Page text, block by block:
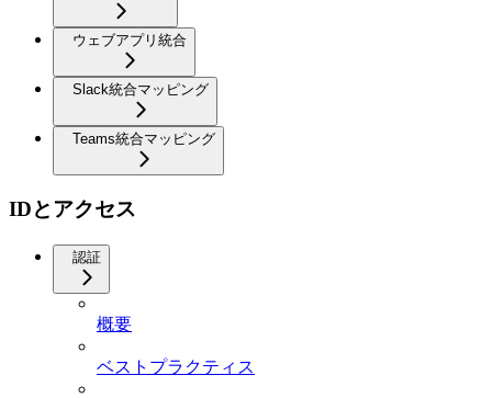
ウェブアプリ統合
Slack統合マッピング
Teams統合マッピング
IDとアクセス
認証
概要
ベストプラクティス